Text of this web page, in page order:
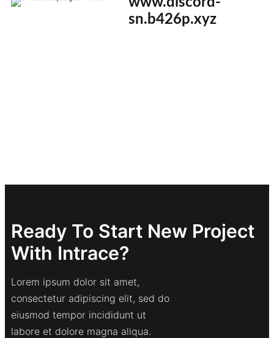
sn.b426p.xyz
Ready To Start New Project
With Intrace?
Lorem ipsum dolor sit amet,
consectetur adipiscing elit, sed do
eiusmod tempor incididunt ut
labore et dolore magna aliqua.